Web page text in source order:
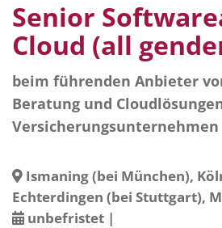
Senior
Cloud (all
beim führenden Anbieter
Beratung und
Versicherungsunternehmen
Ismaning (bei München),
Echterdingen (bei Stuttgart),
unbefristet |